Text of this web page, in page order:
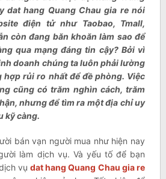
dat hang Quang Chau gia re nói
điện tử như Taobao, Tmall,
còn đang băn khoăn làm sao để
qua mạng đáng tin cậy? Bởi vì
doanh chúng ta luôn phải lường
rủi ro nhất để đề phòng. Việc
cũng có trăm nghìn cách, trăm
nhưng để tìm ra một địa chỉ uy
kỹ càng.
bán vạn người mua như hiện nay
làm dịch vụ. Và yếu tố để bạn
vụdat hang Quang Chau gia re